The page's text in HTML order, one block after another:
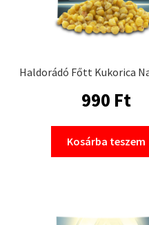
Haldorádó Főtt Kukorica
990 Ft
Kosárba teszem